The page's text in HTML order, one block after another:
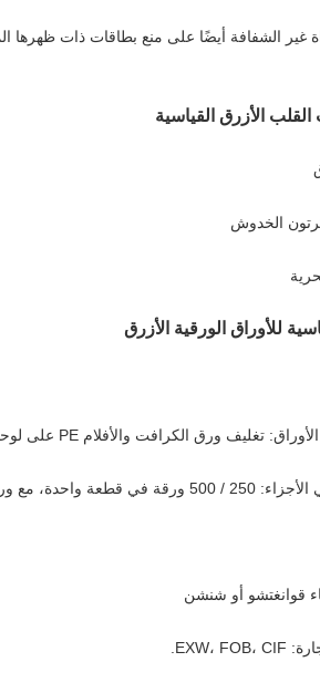
غير الشفافة أيضًا على منع بطاقات ذات ظهرها
الأزرق القياسية
للأوراق الورقية الأزرق